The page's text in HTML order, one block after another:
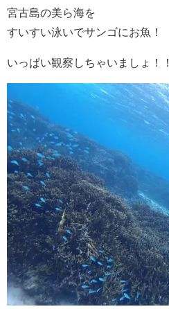
宮古島の美ら海を
すいすい泳いでサンゴにお魚！
いっぱい観察しちゃいましょ！！